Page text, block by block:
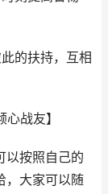
的扶持，互相
战友】
以按照自己的
，大家可以随